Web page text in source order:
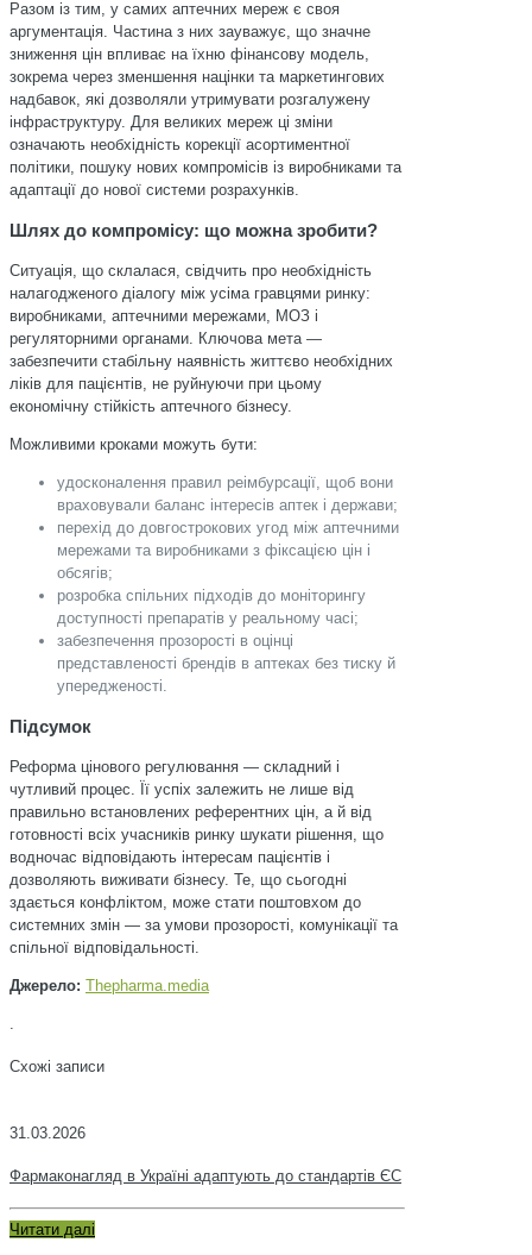
Разом із тим, у самих аптечних мереж є своя
аргументація. Частина з них зауважує, що значне
зниження цін впливає на їхню фінансову модель,
зокрема через зменшення націнки та маркетингових
надбавок, які дозволяли утримувати розгалужену
інфраструктуру. Для великих мереж ці зміни
означають необхідність корекції асортиментної
політики, пошуку нових компромісів із виробниками та
адаптації до нової системи розрахунків.
Шлях до компромісу: що можна зробити?
Ситуація, що склалася, свідчить про необхідність
налагодженого діалогу між усіма гравцями ринку:
виробниками, аптечними мережами, МОЗ і
регуляторними органами. Ключова мета —
забезпечити стабільну наявність життєво необхідних
ліків для пацієнтів, не руйнуючи при цьому
економічну стійкість аптечного бізнесу.
Можливими кроками можуть бути:
удосконалення правил реімбурсації, щоб вони
враховували баланс інтересів аптек і держави;
перехід до довгострокових угод між аптечними
мережами та виробниками з фіксацією цін і
обсягів;
розробка спільних підходів до моніторингу
доступності препаратів у реальному часі;
забезпечення прозорості в оцінці
представленості брендів в аптеках без тиску й
упередженості.
Підсумок
Реформа цінового регулювання — складний і
чутливий процес. Її успіх залежить не лише від
правильно встановлених референтних цін, а й від
готовності всіх учасників ринку шукати рішення, що
водночас відповідають інтересам пацієнтів і
дозволяють виживати бізнесу. Те, що сьогодні
здається конфліктом, може стати поштовхом до
системних змін — за умови прозорості, комунікації та
спільної відповідальності.
Джерело: Тhepharma.media
.
Схожі записи
31.03.2026
Фармаконагляд в Україні адаптують до стандартів ЄС
Читати далі